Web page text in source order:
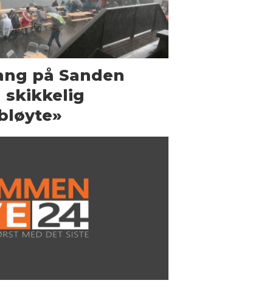
på Sanden
skikkelig